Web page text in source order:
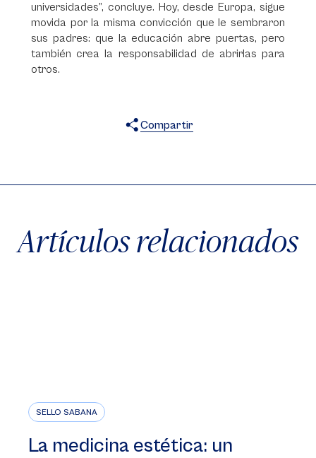
universidades”, concluye. Hoy, desde Europa, sigue
movida por la misma convicción que le sembraron
sus padres: que la educación abre puertas, pero
también crea la responsabilidad de abrirlas para
otros.
Compartir
Artículos relacionados
SELLO SABANA
La medicina estética: un